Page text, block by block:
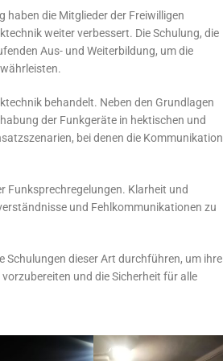
die Mitglieder der Freiwilligen
weiter verbessert. Die Schulung, die
Aus- und Weiterbildung, um die
behandelt. Neben den Grundlagen
der Funkgeräte in hektischen und
bei denen die Kommunikation
Funksprechregelungen. Klarheit und
und Fehlkommunikationen zu
Schulungen dieser Art durchführen, um ihre
und die Sicherheit für alle